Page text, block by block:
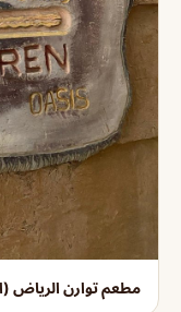
مطعم توارن الرياض